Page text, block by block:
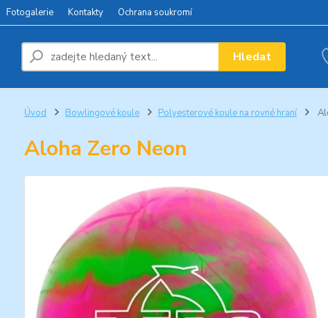
Fotogalerie Kontakty Ochrana soukromí
Hledat
Úvod Bowlingové koule Polyesterové koule na rovné hraní
Aloha Zero Neon